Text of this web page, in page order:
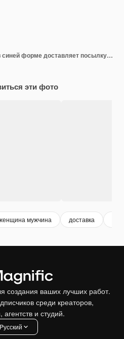
Улыбающийся курьер в синей форме доставляет посылку получателю концепции курьерской службы улыбается
эти фото
мужчина доставка
создания ваших лучших работ.
среди креаторов,
и студий.
Pусский